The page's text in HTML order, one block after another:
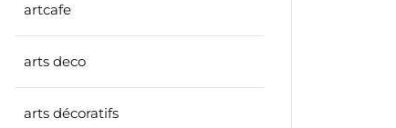
artcafe
arts deco
arts décoratifs